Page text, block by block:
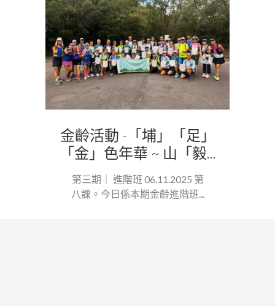
金齡活動 -「埔」「足」
「金」色年華 ~ 山「毅...
第三期｜ 進階班 06.11.2025 第
八課。今日係本期金齡進階班...